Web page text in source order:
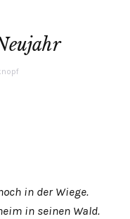
in der Wiege.
in seinen Wald.